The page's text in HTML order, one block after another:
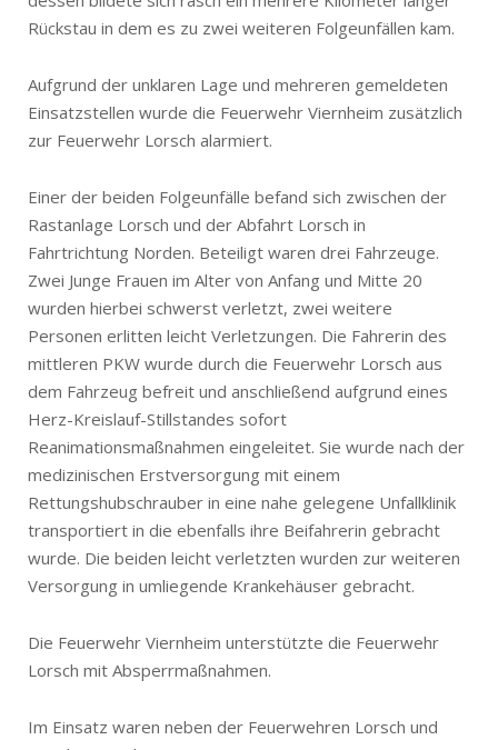
Rückstau in dem es zu zwei weiteren Folgeunfällen kam.
Aufgrund der unklaren Lage und mehreren gemeldeten
Einsatzstellen wurde die Feuerwehr Viernheim zusätzlich
zur Feuerwehr Lorsch alarmiert.
Einer der beiden Folgeunfälle befand sich zwischen der
Rastanlage Lorsch und der Abfahrt Lorsch in
Fahrtrichtung Norden. Beteiligt waren drei Fahrzeuge.
Zwei Junge Frauen im Alter von Anfang und Mitte 20
wurden hierbei schwerst verletzt, zwei weitere
Personen erlitten leicht Verletzungen. Die Fahrerin des
mittleren PKW wurde durch die Feuerwehr Lorsch aus
dem Fahrzeug befreit und anschließend aufgrund eines
Herz-Kreislauf-Stillstandes sofort
Reanimationsmaßnahmen eingeleitet. Sie wurde nach der
medizinischen Erstversorgung mit einem
Rettungshubschrauber in eine nahe gelegene Unfallklinik
transportiert in die ebenfalls ihre Beifahrerin gebracht
wurde. Die beiden leicht verletzten wurden zur weiteren
Versorgung in umliegende Krankehäuser gebracht.
Die Feuerwehr Viernheim unterstützte die Feuerwehr
Lorsch mit Absperrmaßnahmen.
Im Einsatz waren neben der Feuerwehren Lorsch und